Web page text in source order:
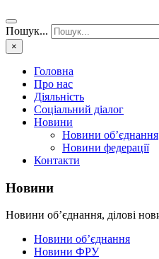
Пошук...
×
Головна
Про нас
Діяльність
Соціальний діалог
Новини
Новини об’єднання
Новини федерації
Контакти
Новини
Новини об’єднання, ділові
Новини об’єднання
Новини ФРУ